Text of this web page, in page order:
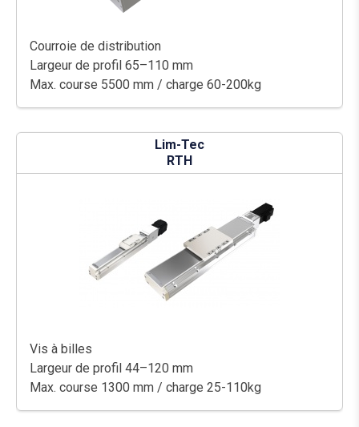
Courroie de distribution
Largeur de profil 65–110 mm
Max. course 5500 mm / charge 60-200kg
Lim-Tec
RTH
Vis à billes
Largeur de profil 44–120 mm
Max. course 1300 mm / charge 25-110kg